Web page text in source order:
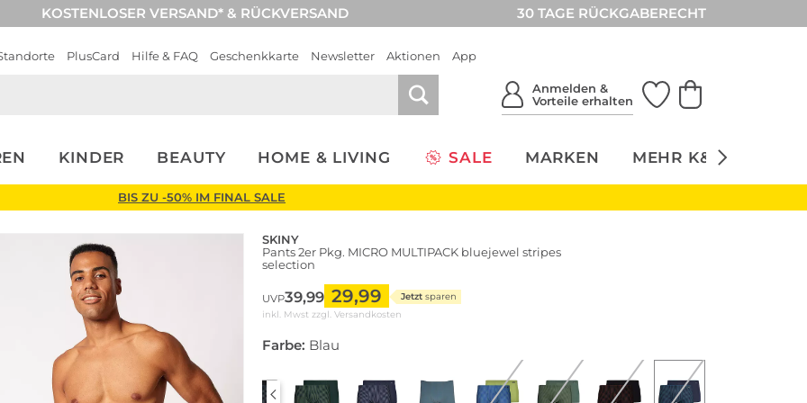
KOSTENLOSER VERSAND* & RÜCKVERSAND 30 TAGE RÜCKGABERECHT
PlusCard Hilfe & FAQ Geschenkkarte Newsletter Aktionen App
Anmelden &
Vorteile erhalten
KINDER BEAUTY HOME & LIVING SALE MARKEN MEHR K&Ö
BIS ZU -50% IM FINAL SALE
SKINY
Pants 2er Pkg. MICRO MULTIPACK bluejewel stripes
selection
UVP39,99 29,99 Jetzt sparen
inkl. Mwst zzgl. Versandkosten
Farbe: Blau